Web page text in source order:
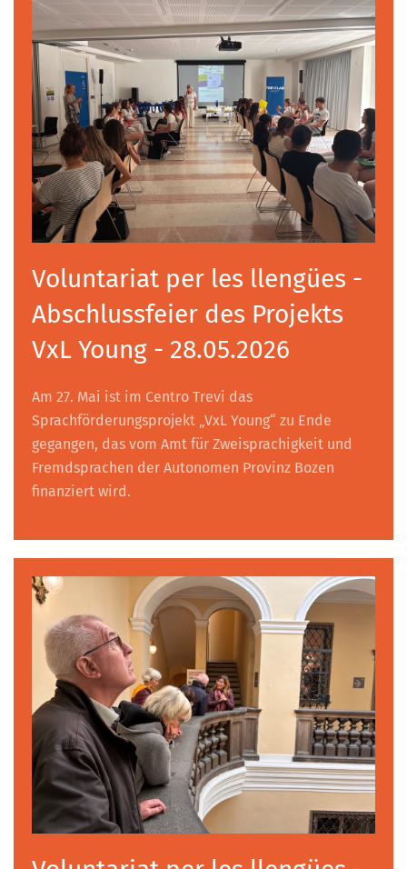
Voluntariat per les llengües -
Abschlussfeier des Projekts
VxL Young - 28.05.2026
Am 27. Mai ist im Centro Trevi das
Sprachförderungsprojekt „VxL Young“ zu Ende
gegangen, das vom Amt für Zweisprachigkeit und
Fremdsprachen der Autonomen Provinz Bozen
finanziert wird.